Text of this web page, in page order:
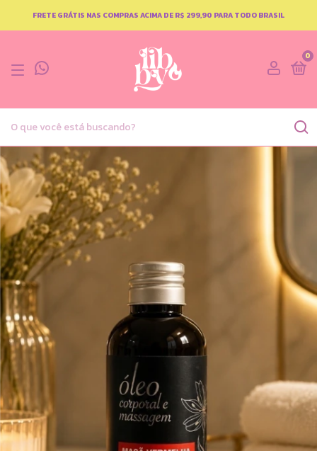
FRETE GRÁTIS NAS COMPRAS ACIMA DE R$ 299,90 PARA TODO BRASIL
0